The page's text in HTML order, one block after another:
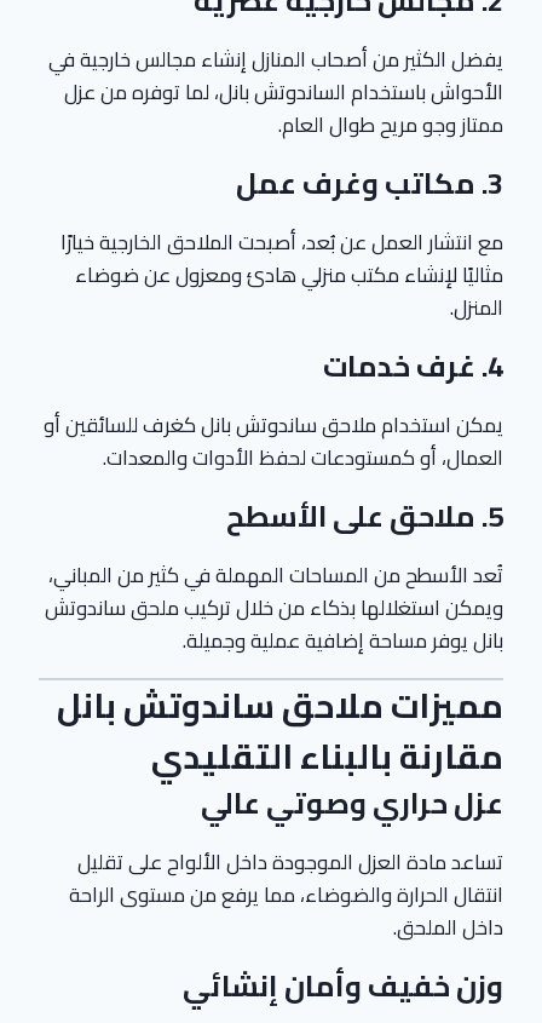
يفضل الكثير من أصحاب المنازل إنشاء مجالس خارجية في
الأحواش باستخدام الساندوتش بانل، لما توفره من عزل
ممتاز وجو مريح طوال العام.
3. مكاتب وغرف عمل
مع انتشار العمل عن بُعد، أصبحت الملاحق الخارجية خيارًا
مثاليًا لإنشاء مكتب منزلي هادئ ومعزول عن ضوضاء
المنزل.
4. غرف خدمات
يمكن استخدام ملاحق ساندوتش بانل كغرف للسائقين أو
العمال، أو كمستودعات لحفظ الأدوات والمعدات.
5. ملاحق على الأسطح
تُعد الأسطح من المساحات المهملة في كثير من المباني،
ويمكن استغلالها بذكاء من خلال تركيب ملحق ساندوتش
بانل يوفر مساحة إضافية عملية وجميلة.
مميزات ملاحق ساندوتش بانل
مقارنة بالبناء التقليدي
عزل حراري وصوتي عالي
تساعد مادة العزل الموجودة داخل الألواح على تقليل
انتقال الحرارة والضوضاء، مما يرفع من مستوى الراحة
داخل الملحق.
وزن خفيف وأمان إنشائي